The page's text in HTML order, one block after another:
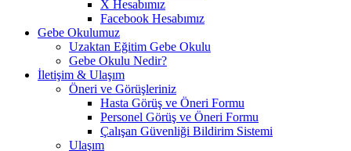
X Hesabımız
Facebook Hesabımız
Gebe Okulumuz
Uzaktan Eğitim Gebe Okulu
Gebe Okulu Nedir?
İletişim & Ulaşım
Öneri ve Görüşleriniz
Hasta Görüş ve Öneri Formu
Personel Görüş ve Öneri Formu
Çalışan Güvenliği Bildirim Sistemi
Ulaşım